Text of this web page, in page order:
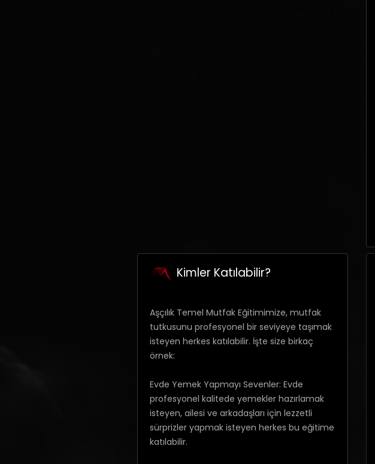
Kimler Katılabilir?
Aşçılık Temel Mutfak Eğitimimize, mutfak
tutkusunu profesyonel bir seviyeye taşımak
isteyen herkes katılabilir. İşte size birkaç
örnek:
Evde Yemek Yapmayı Sevenler: Evde
profesyonel kalitede yemekler hazırlamak
isteyen, ailesi ve arkadaşları için lezzetli
sürprizler yapmak isteyen herkes bu eğitime
katılabilir.